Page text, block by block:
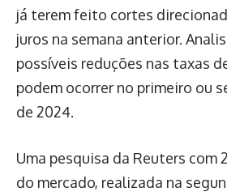
já terem feito cortes
juros na semana anterior.
possíveis reduções nas taxas
podem ocorrer no primeiro ou
de 2024.
Uma pesquisa da Reuters com
do mercado, realizada na